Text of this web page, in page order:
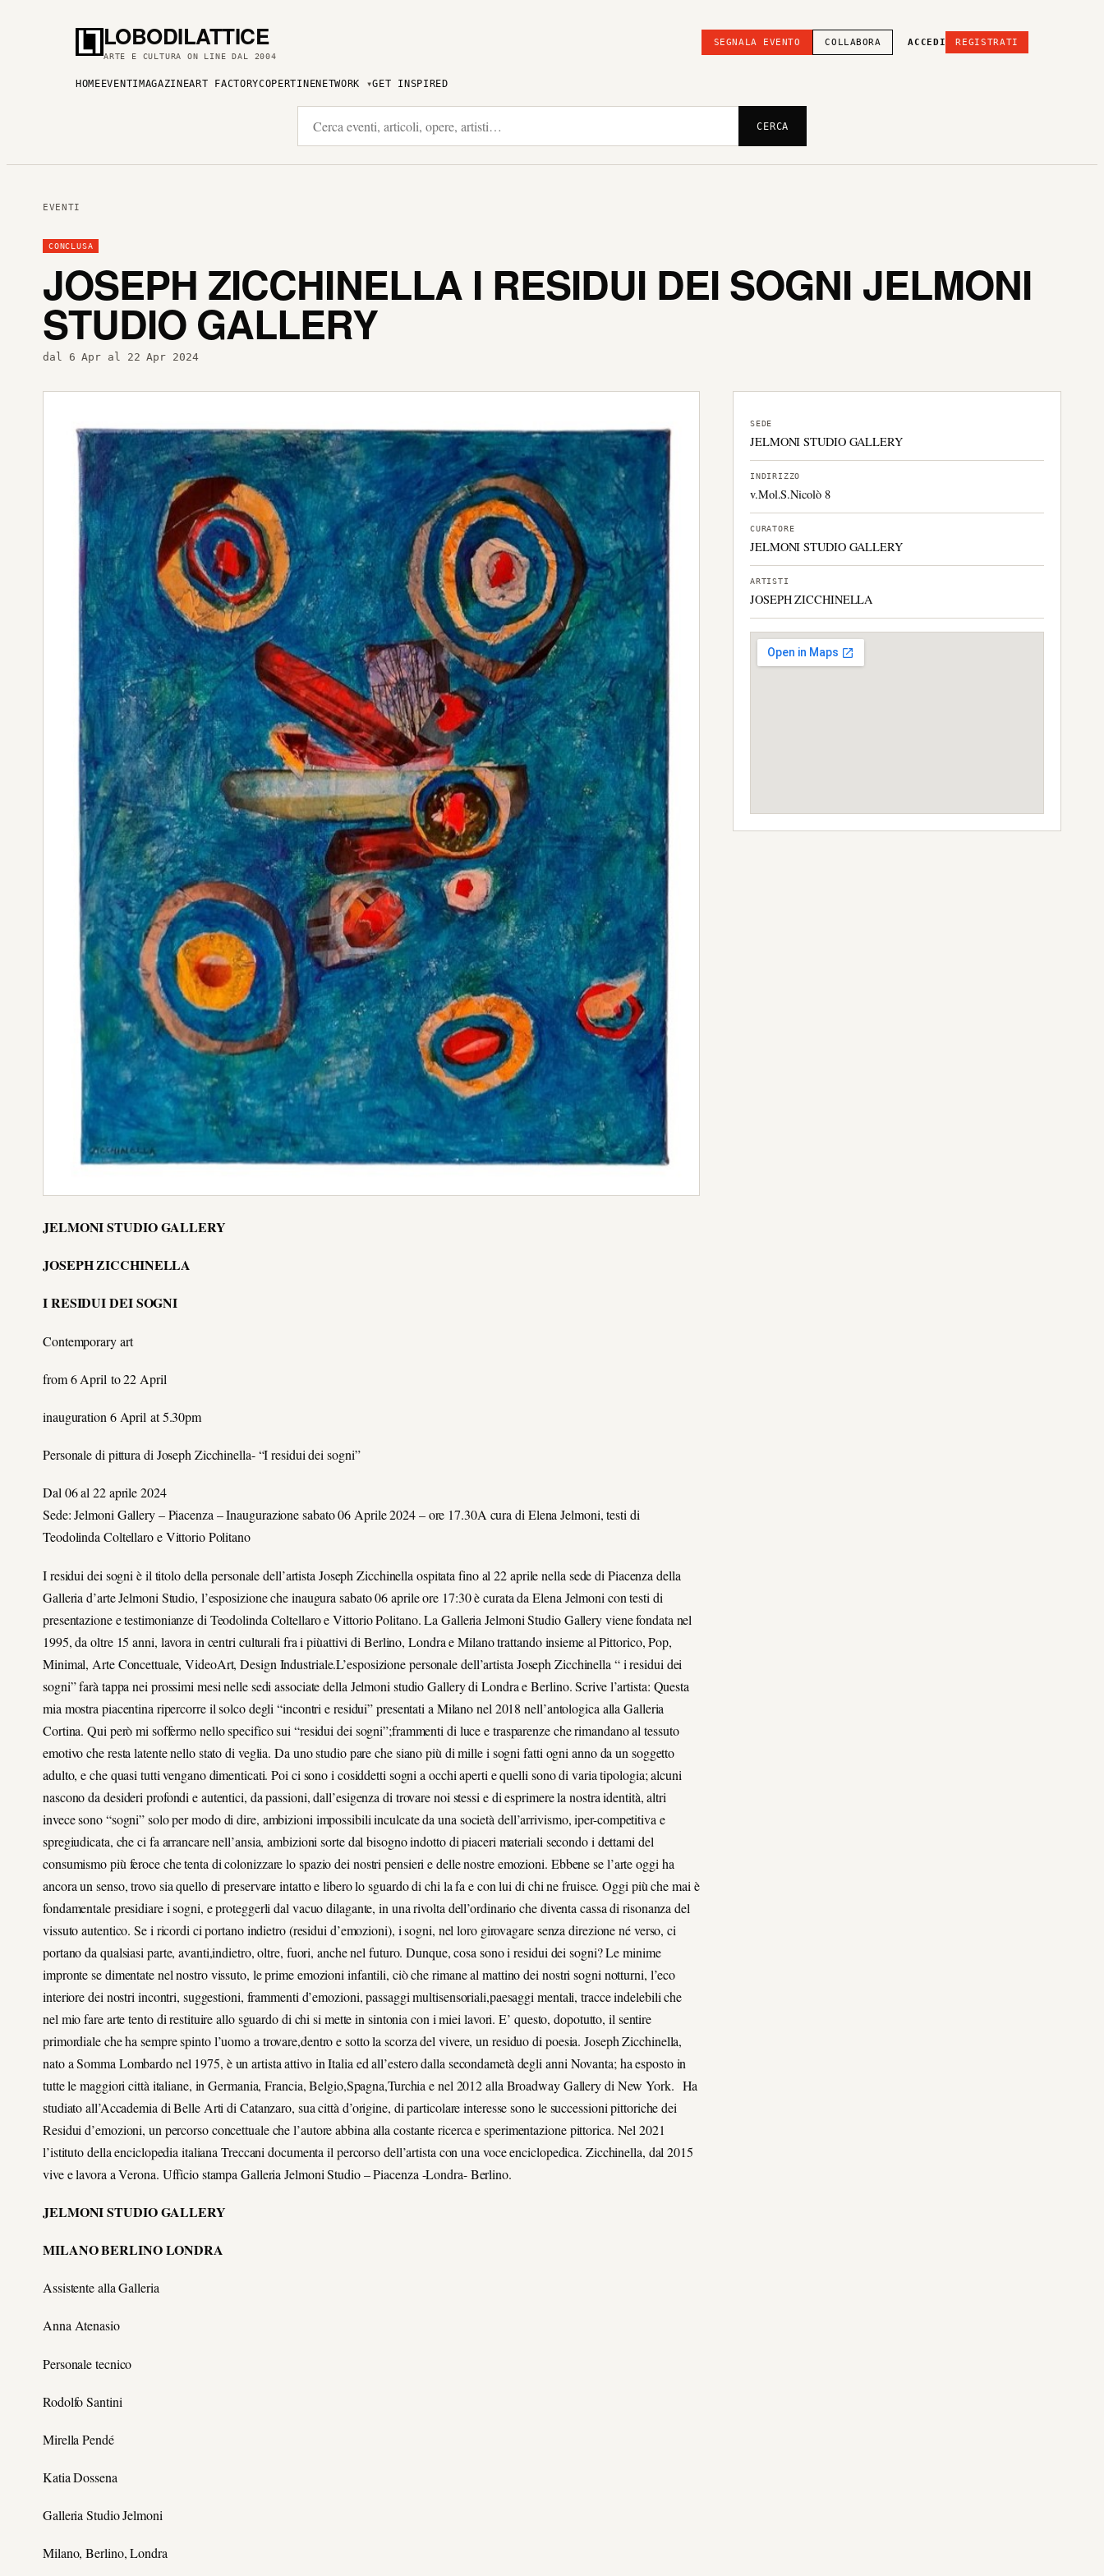
LOBODILATTICE
ARTE E CULTURA ON LINE DAL 2004
SEGNALA EVENTO COLLABORA ACCEDI REGISTRATI
HOME EVENTI MAGAZINEART FACTORYCOPERTINENETWORK GET INSPIRED
CERCA
EVENTI
CONCLUSA
JOSEPH ZICCHINELLA I RESIDUI DEI SOGNI JELMONI
STUDIO GALLERY
dal 6 Apr al 22 Apr 2024
JELMONI STUDIO GALLERY
JOSEPH ZICCHINELLA
I RESIDUI DEI SOGNI
Contemporary art
from 6 April to 22 April
inauguration 6 April at 5.30pm
Personale di pittura di Joseph Zicchinella- “I residui dei sogni”
Dal 06 al 22 aprile 2024
Sede: Jelmoni Gallery – Piacenza – Inaugurazione sabato 06 Aprile 2024 – ore 17.30A cura di Elena Jelmoni, testi di
Teodolinda Coltellaro e Vittorio Politano
I residui dei sogni è il titolo della personale dell’artista Joseph Zicchinella ospitata fino al 22 aprile nella sede di Piacenza della
Galleria d’arte Jelmoni Studio, l’esposizione che inaugura sabato 06 aprile ore 17:30 è curata da Elena Jelmoni con testi di
presentazione e testimonianze di Teodolinda Coltellaro e Vittorio Politano. La Galleria Jelmoni Studio Gallery viene fondata nel
1995, da oltre 15 anni, lavora in centri culturali fra i piùattivi di Berlino, Londra e Milano trattando insieme al Pittorico, Pop,
Minimal, Arte Concettuale, VideoArt, Design Industriale.L’esposizione personale dell’artista Joseph Zicchinella “ i residui dei
sogni” farà tappa nei prossimi mesi nelle sedi associate della Jelmoni studio Gallery di Londra e Berlino. Scrive l’artista: Questa
mia mostra piacentina ripercorre il solco degli “incontri e residui” presentati a Milano nel 2018 nell’antologica alla Galleria
Cortina. Qui però mi soffermo nello specifico sui “residui dei sogni”;frammenti di luce e trasparenze che rimandano al tessuto
emotivo che resta latente nello stato di veglia. Da uno studio pare che siano più di mille i sogni fatti ogni anno da un soggetto
adulto, e che quasi tutti vengano dimenticati. Poi ci sono i cosiddetti sogni a occhi aperti e quelli sono di varia tipologia; alcuni
nascono da desideri profondi e autentici, da passioni, dall’esigenza di trovare noi stessi e di esprimere la nostra identità, altri
invece sono “sogni” solo per modo di dire, ambizioni impossibili inculcate da una società dell’arrivismo, iper-competitiva e
spregiudicata, che ci fa arrancare nell’ansia, ambizioni sorte dal bisogno indotto di piaceri materiali secondo i dettami del
consumismo più feroce che tenta di colonizzare lo spazio dei nostri pensieri e delle nostre emozioni. Ebbene se l’arte oggi ha
ancora un senso, trovo sia quello di preservare intatto e libero lo sguardo di chi la fa e con lui di chi ne fruisce. Oggi più che mai è
fondamentale presidiare i sogni, e proteggerli dal vacuo dilagante, in una rivolta dell’ordinario che diventa cassa di risonanza del
vissuto autentico. Se i ricordi ci portano indietro (residui d’emozioni), i sogni, nel loro girovagare senza direzione né verso, ci
portano da qualsiasi parte, avanti,indietro, oltre, fuori, anche nel futuro. Dunque, cosa sono i residui dei sogni? Le minime
impronte se dimentate nel nostro vissuto, le prime emozioni infantili, ciò che rimane al mattino dei nostri sogni notturni, l’eco
interiore dei nostri incontri, suggestioni, frammenti d’emozioni, passaggi multisensoriali,paesaggi mentali, tracce indelebili che
nel mio fare arte tento di restituire allo sguardo di chi si mette in sintonia con i miei lavori. E’ questo, dopotutto, il sentire
primordiale che ha sempre spinto l’uomo a trovare,dentro e sotto la scorza del vivere, un residuo di poesia. Joseph Zicchinella,
nato a Somma Lombardo nel 1975, è un artista attivo in Italia ed all’estero dalla secondametà degli anni Novanta; ha esposto in
tutte le maggiori città italiane, in Germania, Francia, Belgio,Spagna,Turchia e nel 2012 alla Broadway Gallery di New York. Ha
studiato all’Accademia di Belle Arti di Catanzaro, sua città d’origine, di particolare interesse sono le successioni pittoriche dei
Residui d’emozioni, un percorso concettuale che l’autore abbina alla costante ricerca e sperimentazione pittorica. Nel 2021
l’istituto della enciclopedia italiana Treccani documenta il percorso dell’artista con una voce enciclopedica. Zicchinella, dal 2015
vive e lavora a Verona. Ufficio stampa Galleria Jelmoni Studio – Piacenza -Londra- Berlino.
JELMONI STUDIO GALLERY
MILANO BERLINO LONDRA
Assistente alla Galleria
Anna Atenasio
Personale tecnico
Rodolfo Santini
Mirella Pendé
Katia Dossena
Galleria Studio Jelmoni
Milano, Berlino, Londra
SEDE
JELMONI STUDIO GALLERY
INDIRIZZO
v.Mol.S.Nicolò 8
CURATORE
JELMONI STUDIO GALLERY
ARTISTI
JOSEPH ZICCHINELLA